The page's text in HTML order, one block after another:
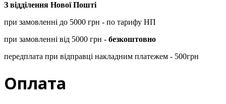
З відділення Нової Пошті
при замовленні до 5000 грн - по тарифу НП
при замовленні від 5000 грн - безкоштовно
передплата при відправці накладним платежем - 500грн
Оплата